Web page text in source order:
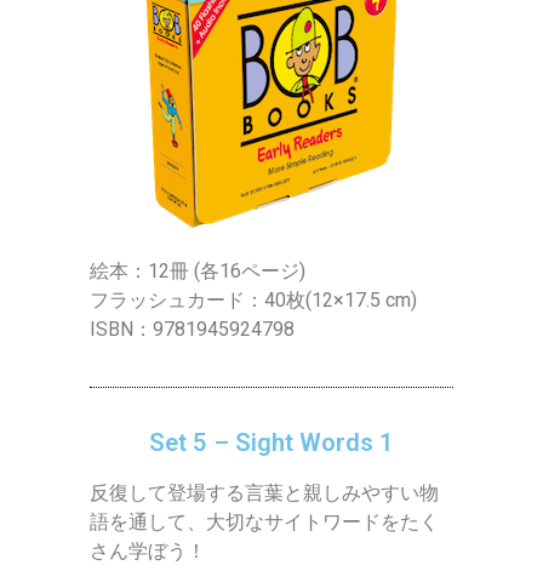
絵本：12冊 (各16ページ)
フラッシュカード：40枚(12×17.5 cm)
ISBN：9781945924798
Set 5 – Sight Words 1
反復して登場する言葉と親しみやすい物
語を通して、大切なサイトワードをたく
さん学ぼう！